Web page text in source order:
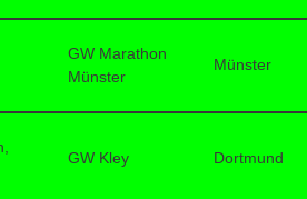
GW Marathon
Münster
Münster
GW Kley Dortmund